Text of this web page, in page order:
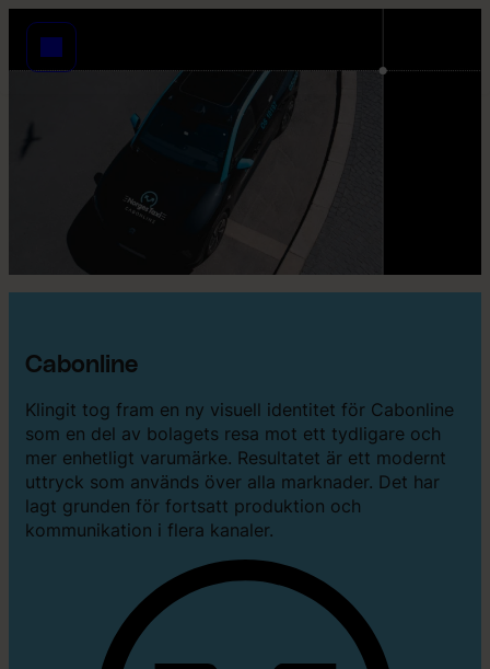
Cabonline
Klingit tog fram en ny visuell identitet för Cabonline
som en del av bolagets resa mot ett tydligare och
mer enhetligt varumärke. Resultatet är ett modernt
uttryck som används över alla marknader. Det har
lagt grunden för fortsatt produktion och
kommunikation i flera kanaler.